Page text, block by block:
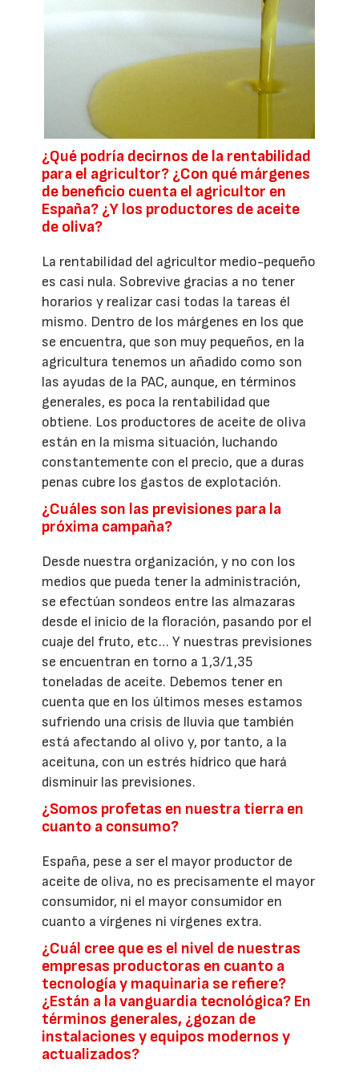
¿Qué podría decirnos de la rentabilidad
para el agricultor? ¿Con qué márgenes
de beneficio cuenta el agricultor en
España? ¿Y los productores de aceite
de oliva?
La rentabilidad del agricultor medio-pequeño
es casi nula. Sobrevive gracias a no tener
horarios y realizar casi todas la tareas él
mismo. Dentro de los márgenes en los que
se encuentra, que son muy pequeños, en la
agricultura tenemos un añadido como son
las ayudas de la PAC, aunque, en términos
generales, es poca la rentabilidad que
obtiene. Los productores de aceite de oliva
están en la misma situación, luchando
constantemente con el precio, que a duras
penas cubre los gastos de explotación.
¿Cuáles son las previsiones para la
próxima campaña?
Desde nuestra organización, y no con los
medios que pueda tener la administración,
se efectúan sondeos entre las almazaras
desde el inicio de la floración, pasando por el
cuaje del fruto, etc… Y nuestras previsiones
se encuentran en torno a 1,3/1,35
toneladas de aceite. Debemos tener en
cuenta que en los últimos meses estamos
sufriendo una crisis de lluvia que también
está afectando al olivo y, por tanto, a la
aceituna, con un estrés hídrico que hará
disminuir las previsiones.
¿Somos profetas en nuestra tierra en
cuanto a consumo?
España, pese a ser el mayor productor de
aceite de oliva, no es precisamente el mayor
consumidor, ni el mayor consumidor en
cuanto a vírgenes ni vírgenes extra.
¿Cuál cree que es el nivel de nuestras
empresas productoras en cuanto a
tecnología y maquinaria se refiere?
¿Están a la vanguardia tecnológica? En
términos generales, ¿gozan de
instalaciones y equipos modernos y
actualizados?